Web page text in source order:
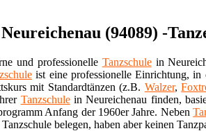
(94089) -
und professionelle Tanzschulein
ist eine professionelle Einrichtung,
mit Standardtänzen (z.B. Walzer,
Tanzschulein Neureichenau finden,
Anfang der 1960er Jahre. Neben
belegen, haben aber keinen